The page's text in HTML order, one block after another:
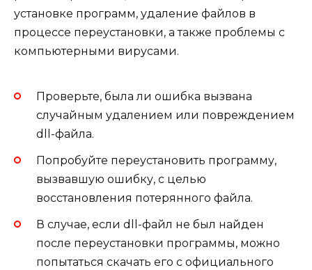
установке программ, удаление файлов в
процессе переустановки, а также проблемы с
компьютерными вирусами.
Проверьте, была ли ошибка вызвана
случайным удалением или повреждением
dll-файла.
Попробуйте переустановить программу,
вызвавшую ошибку, с целью
восстановления потерянного файла.
В случае, если dll-файл не был найден
после переустановки программы, можно
попытаться скачать его с официального